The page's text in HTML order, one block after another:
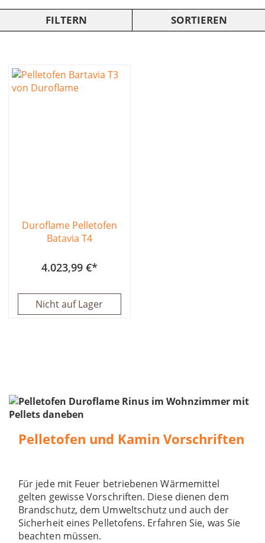
FILTERN SORTIEREN
Duroflame Pelletofen
Batavia T4
4.023,99 €
Nicht auf Lager
Pelletofen und Kamin Vorschriften
Für jede mit Feuer betriebenen Wärmemittel
gelten gewisse Vorschriften. Diese dienen dem
Brandschutz, dem Umweltschutz und auch der
Sicherheit eines Pelletofens. Erfahren Sie, was Sie
beachten müssen.